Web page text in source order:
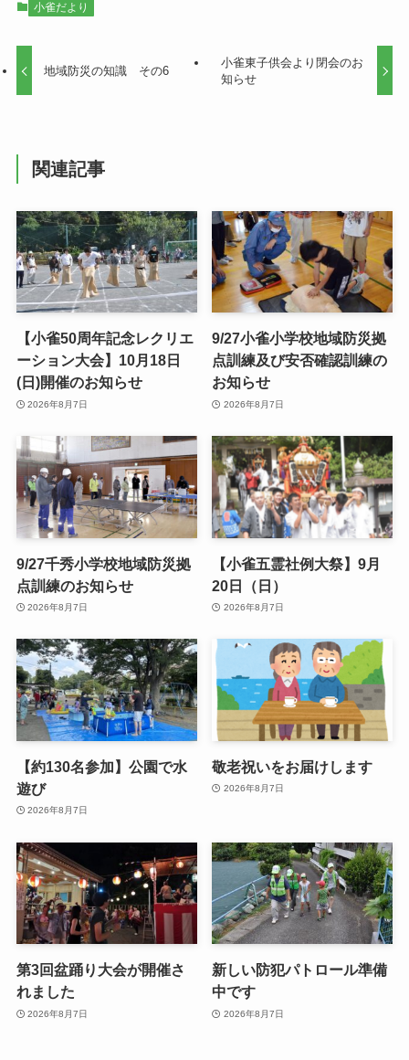
小雀だより
地域防災の知識 その6
小雀東子供会より閉会のお
知らせ
関連記事
【小雀50周年記念レクリエ
ーション大会】10月18日
(日)開催のお知らせ
2026年8月7日
9/27小雀小学校地域防災拠
点訓練及び安否確認訓練の
お知らせ
2026年8月7日
9/27千秀小学校地域防災拠
点訓練のお知らせ
2026年8月7日
【小雀五霊社例大祭】9月
20日（日）
2026年8月7日
【約130名参加】公園で水
遊び
2026年8月7日
敬老祝いをお届けします
2026年8月7日
第3回盆踊り大会が開催さ
れました
2026年8月7日
新しい防犯パトロール準備
中です
2026年8月7日